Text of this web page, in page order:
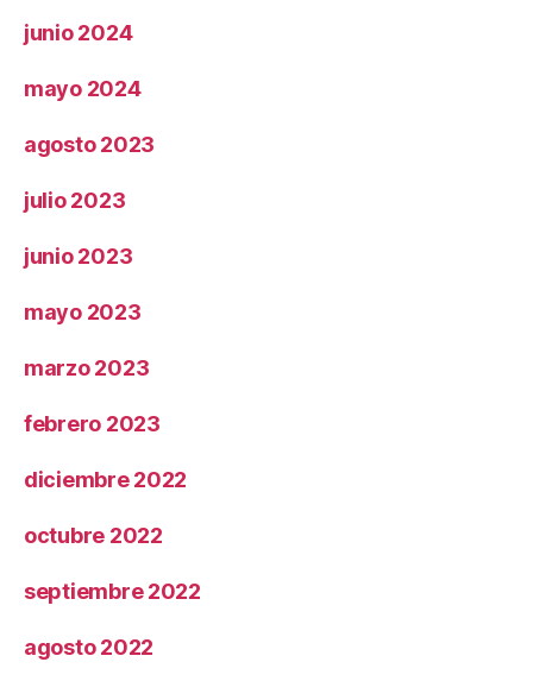
junio 2024
mayo 2024
agosto 2023
julio 2023
junio 2023
mayo 2023
marzo 2023
febrero 2023
diciembre 2022
octubre 2022
septiembre 2022
agosto 2022